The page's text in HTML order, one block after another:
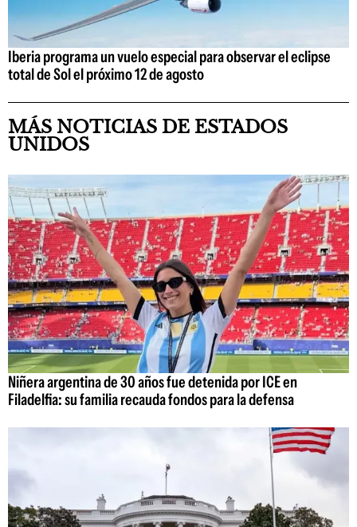
Iberia programa un vuelo especial para observar el eclipse
total de Sol el próximo 12 de agosto
MÁS NOTICIAS DE ESTADOS
UNIDOS
Niñera argentina de 30 años fue detenida por ICE en
Filadelfia: su familia recauda fondos para la defensa